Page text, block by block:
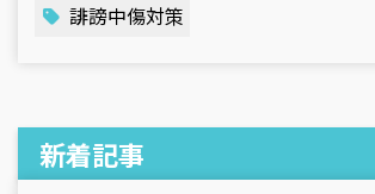
誹謗中傷対策
新着記事